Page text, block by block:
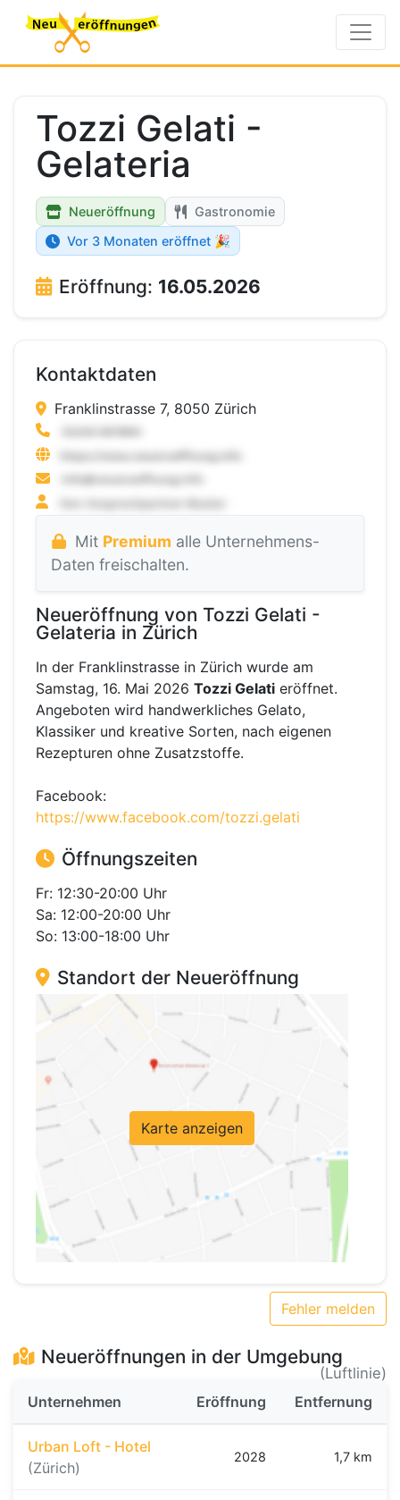
Tozzi Gelati -
Gelateria
Neueröffnung
Gastronomie
Vor 3 Monaten eröffnet 🎉
Eröffnung: 16.05.2026
Kontaktdaten
Franklinstrasse 7, 8050 Zürich
Mit Premium alle Unternehmens-
Daten freischalten.
Neueröffnung von Tozzi Gelati -
Gelateria in Zürich
In der Franklinstrasse in Zürich wurde am
Samstag, 16. Mai 2026 Tozzi Gelati eröffnet.
Angeboten wird handwerkliches Gelato,
Klassiker und kreative Sorten, nach eigenen
Rezepturen ohne Zusatzstoffe.
Facebook:
https://www.facebook.com/tozzi.gelati
Öffnungszeiten
Fr: 12:30-20:00 Uhr
Sa: 12:00-20:00 Uhr
So: 13:00-18:00 Uhr
Standort der Neueröffnung
Karte anzeigen
Fehler melden
Neueröffnungen in der Umgebung
(Luftlinie)
Unternehmen
Eröffnung Entfernung
Urban Loft - Hotel
(Zürich)
2028 1,7 km